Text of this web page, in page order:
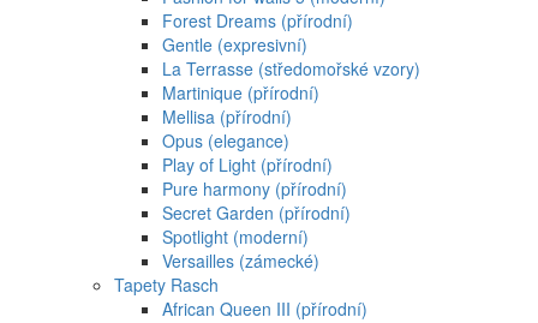
Forest Dreams (přírodní)
Gentle (expresivní)
La Terrasse (středomořské vzory)
Martinique (přírodní)
Mellisa (přírodní)
Opus (elegance)
Play of Light (přírodní)
Pure harmony (přírodní)
Secret Garden (přírodní)
Spotlight (moderní)
Versailles (zámecké)
Tapety Rasch
African Queen III (přírodní)